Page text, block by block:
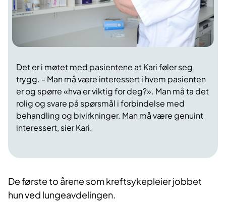
Det er i møtet med pasientene at Kari føler seg
trygg. - Man må være interessert i hvem pasienten
er og spørre «hva er viktig for deg?». Man må ta det
rolig og svare på spørsmål i forbindelse med
behandling og bivirkninger. Man må være genuint
interessert, sier Kari.
De første to årene som kreftsykepleier jobbet
hun ved lungeavdelingen.